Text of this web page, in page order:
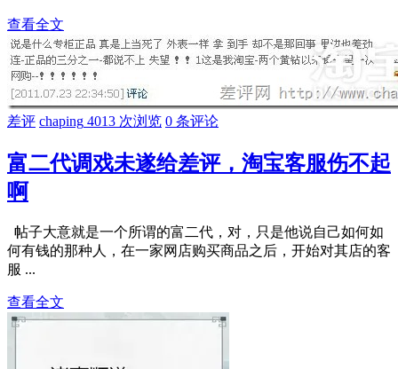
查看全文
差评 chaping 4013 次浏览 0 条评论
富二代调戏未遂给差评，淘宝客服伤不起
啊
帖子大意就是一个所谓的富二代，对，只是他说自己如何如
何有钱的那种人，在一家网店购买商品之后，开始对其店的客
服 ...
查看全文